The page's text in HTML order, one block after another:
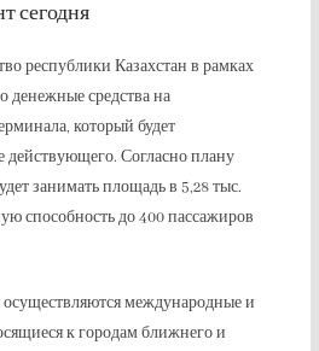
сегодня
республики Казахстан в рамках
денежные средства на
который будет
действующего. Согласно плану
занимать площадь в 5,28 тыс.
способность до 400 пассажиров
международные и
к городам ближнего и